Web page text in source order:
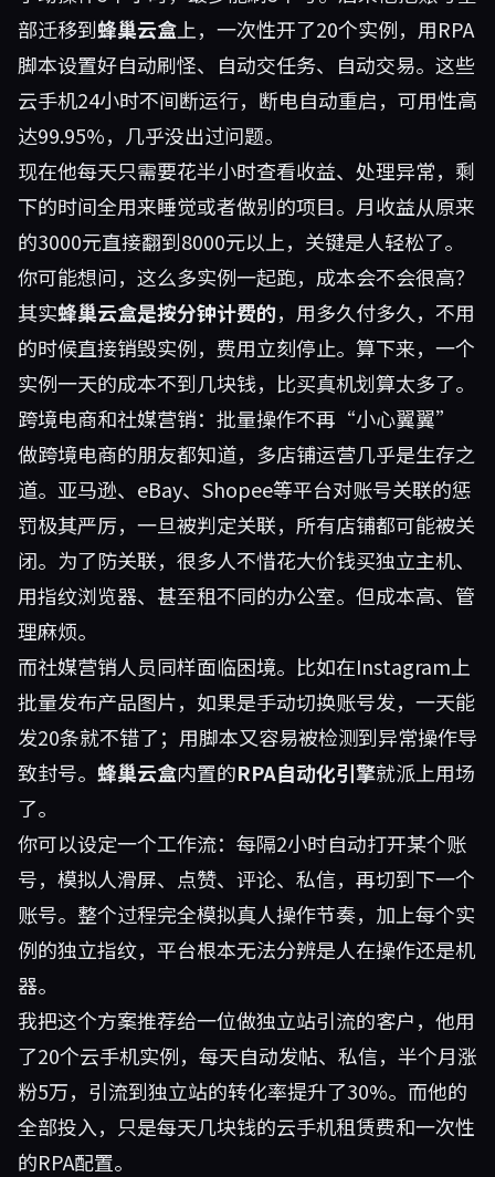
部迁移到蜂巢云盒 上，一次性开了20个实例，用RPA
脚本设置好自动刷怪、自动交任务、自动交易。这些
云手机24小时不间断运行，断电自动重启，可用性高
达99.95%，几乎没出过问题。
现在他每天只需要花半小时查看收益、处理异常，剩
下的时间全用来睡觉或者做别的项目。月收益从原来
的3000元直接翻到8000元以上，关键是人轻松了。
你可能想问，这么多实例一起跑，成本会不会很高？
其实蜂巢云盒是按分钟计费的，用多久付多久，不用
的时候直接销毁实例，费用立刻停止。算下来，一个
实例一天的成本不到几块钱，比买真机划算太多了。
跨境电商和社媒营销：批量操作不再“小心翼翼”
做跨境电商的朋友都知道，多店铺运营几乎是生存之
道。亚马逊、eBay、Shopee等平台对账号关联的惩
罚极其严厉，一旦被判定关联，所有店铺都可能被关
闭。为了防关联，很多人不惜花大价钱买独立主机、
用指纹浏览器、甚至租不同的办公室。但成本高、管
理麻烦。
而社媒营销人员同样面临困境。比如在Instagram上
批量发布产品图片，如果是手动切换账号发，一天能
发20条就不错了；用脚本又容易被检测到异常操作导
致封号。 蜂巢云盒内置的RPA自动化引擎就派上用场
了。
你可以设定一个工作流：每隔2小时自动打开某个账
号，模拟人滑屏、点赞、评论、私信，再切到下一个
账号。整个过程完全模拟真人操作节奏，加上每个实
例的独立指纹，平台根本无法分辨是人在操作还是机
器。
我把这个方案推荐给一位做独立站引流的客户，他用
了20个云手机实例，每天自动发帖、私信，半个月涨
粉5万，引流到独立站的转化率提升了30%。而他的
全部投入，只是每天几块钱的云手机租赁费和一次性
的RPA配置。